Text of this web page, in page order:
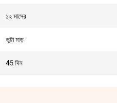
১২ মাসের
ভুট্টা মাড়
45 দিন